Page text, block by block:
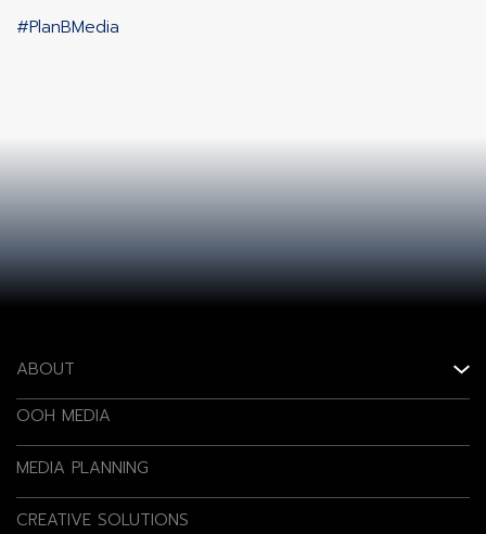
#PlanBMedia
ABOUT
OOH MEDIA
MEDIA PLANNING
CREATIVE SOLUTIONS